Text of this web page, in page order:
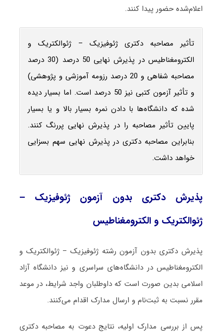
اعلام‌شده حضور پیدا کنند.
تأثیر مصاحبه دکتری ژئوفیزیک – ژئوالکتریک و
الکترومغناطیس در پذیرش نهایی 50 درصد (30 درصد
مصاحبه شفاهی و 20 درصد رزومه آموزشی و پژوهشی)
و تأثیر آزمون کتبی نیز 50 درصد است. اما بسیار دیده
شده که دانشگاه‌ها با دادن نمره بسیار بالا و یا بسیار
پایین تأثیر مصاحبه را در پذیرش نهایی پررنگ کنند.
بنابراین مصاحبه دکتری در پذیرش نهایی سهم بسزایی
خواهد داشت.
پذیرش دکتری بدون آزمون ژئوفیزیک –
ژئوالکتریک و الکترومغناطیس
پذیرش دکتری بدون آزمون رشته ژئوفیزیک – ژئوالکتریک و
الکترومغناطیس در دانشگاه‌های سراسری و نیز دانشگاه آزاد
اسلامی بدین صورت است که داوطلبان واجد شرایط، در موعد
مقرر نسبت به ثبت‌نام و ارسال مدارک اقدام می‌کنند.
پس از بررسی مدارک اولیه، نتایج دعوت به مصاحبه دکتری